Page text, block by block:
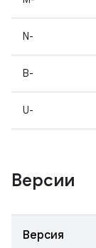
N-
B-
U-
Версии
Версия